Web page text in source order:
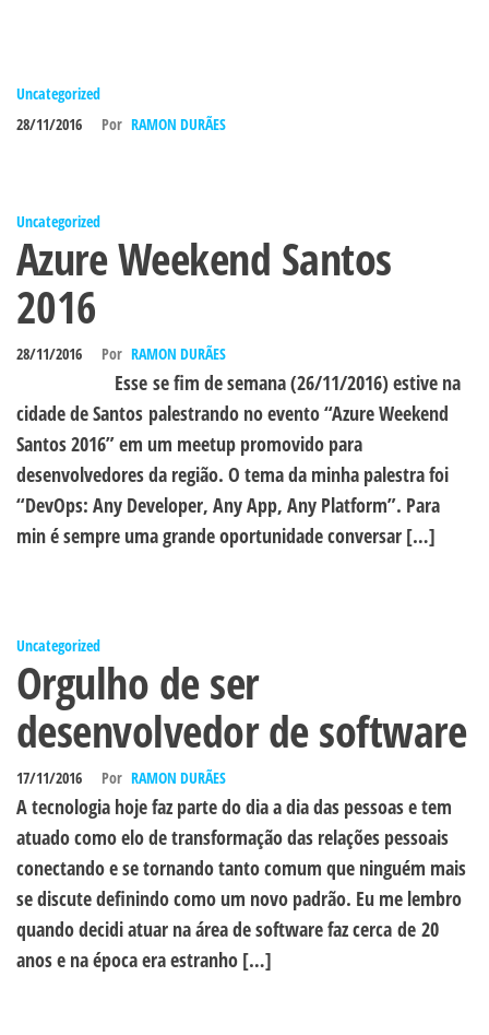
Uncategorized
28/11/2016
Por RAMON DURÃES
Uncategorized
Azure Weekend Santos
2016
28/11/2016 Por RAMON DURÃES
Esse se fim de semana (26/11/2016) estive na
cidade de Santos palestrando no evento “Azure Weekend
Santos 2016” em um meetup promovido para
desenvolvedores da região. O tema da minha palestra foi
“DevOps: Any Developer, Any App, Any Platform”. Para
min é sempre uma grande oportunidade conversar […]
Uncategorized
Orgulho de ser
desenvolvedor de software
17/11/2016 Por RAMON DURÃES
A tecnologia hoje faz parte do dia a dia das pessoas e tem
atuado como elo de transformação das relações pessoais
conectando e se tornando tanto comum que ninguém mais
se discute definindo como um novo padrão. Eu me lembro
quando decidi atuar na área de software faz cerca de 20
anos e na época era estranho […]